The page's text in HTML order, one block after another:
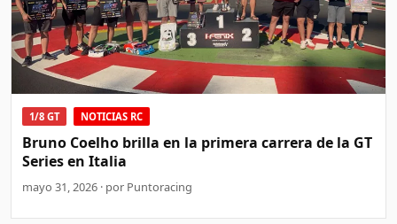
1/8 GT NOTICIAS RC
Bruno Coelho brilla en la primera carrera de la GT
Series en Italia
mayo 31, 2026 · por Puntoracing